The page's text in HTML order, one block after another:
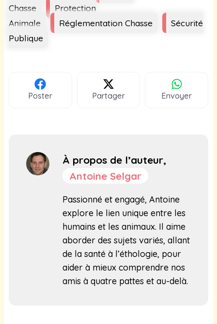
Chasse
Protection
Animale
Réglementation Chasse
Sécurité
Publique
Poster Partager Envoyer
À propos de l’auteur,
Antoine Selgar
Passionné et engagé, Antoine
explore le lien unique entre les
humains et les animaux. Il aime
aborder des sujets variés, allant
de la santé à l’éthologie, pour
aider à mieux comprendre nos
amis à quatre pattes et au-delà.